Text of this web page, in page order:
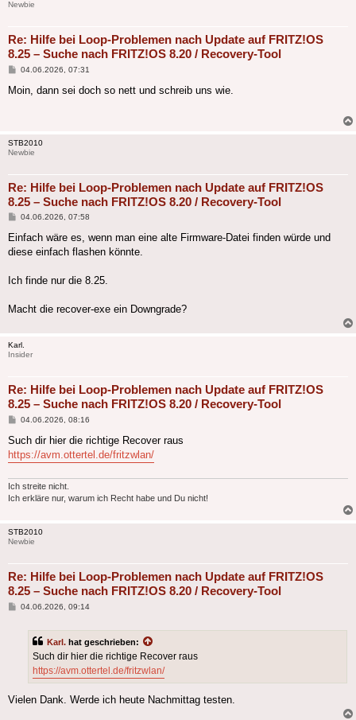
Newbie
Re: Hilfe bei Loop-Problemen nach Update auf FRITZ!OS
8.25 – Suche nach FRITZ!OS 8.20 / Recovery-Tool
Beitrag
04.06.2026, 07:31
Moin, dann sei doch so nett und schreib uns wie.
STB2010
Newbie
Re: Hilfe bei Loop-Problemen nach Update auf FRITZ!OS
8.25 – Suche nach FRITZ!OS 8.20 / Recovery-Tool
Beitrag
04.06.2026, 07:58
Einfach wäre es, wenn man eine alte Firmware-Datei finden würde und
diese einfach flashen könnte.
Ich finde nur die 8.25.
Macht die recover-exe ein Downgrade?
Karl.
Insider
Re: Hilfe bei Loop-Problemen nach Update auf FRITZ!OS
8.25 – Suche nach FRITZ!OS 8.20 / Recovery-Tool
Beitrag
04.06.2026, 08:16
Such dir hier die richtige Recover raus
https://avm.ottertel.de/fritzwlan/
Ich streite nicht.
Ich erkläre nur, warum ich Recht habe und Du nicht!
STB2010
Newbie
Re: Hilfe bei Loop-Problemen nach Update auf FRITZ!OS
8.25 – Suche nach FRITZ!OS 8.20 / Recovery-Tool
Beitrag
04.06.2026, 09:14
Karl. hat geschrieben:
Such dir hier die richtige Recover raus
https://avm.ottertel.de/fritzwlan/
Vielen Dank. Werde ich heute Nachmittag testen.